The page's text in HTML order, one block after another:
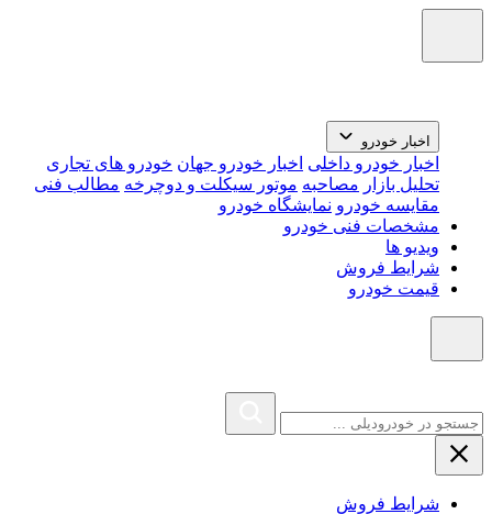
اخبار خودرو
اخبار خودرو داخلی اخبار خودرو جهان خودرو های تجاری
تحلیل بازار مصاحبه موتور سیکلت و دوچرخه مطالب فنی
مقایسه خودرو نمایشگاه خودرو
مشخصات فنی خودرو
ویدیو ها
شرایط فروش
قیمت خودرو
شرایط فروش